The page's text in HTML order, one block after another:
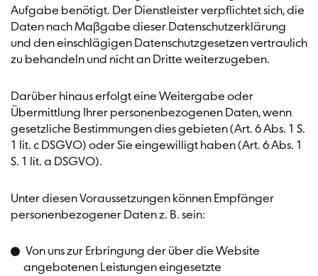
Aufgabe benötigt. Der Dienstleister verpflichtet sich, die
Daten nach Maßgabe dieser Datenschutzerklärung
und den einschlägigen Datenschutzgesetzen vertraulich
zu behandeln und nicht an Dritte weiterzugeben.
Darüber hinaus erfolgt eine Weitergabe oder
Übermittlung Ihrer personenbezogenen Daten, wenn
gesetzliche Bestimmungen dies gebieten (Art. 6 Abs. 1 S.
1 lit. c DSGVO) oder Sie eingewilligt haben (Art. 6 Abs. 1
S. 1 lit. a DSGVO).
Unter diesen Voraussetzungen können Empfänger
personenbezogener Daten z. B. sein:
Von uns zur Erbringung der über die Website
angebotenen Leistungen eingesetzte